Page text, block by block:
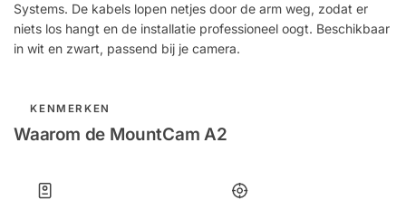
Systems. De kabels lopen netjes door de arm weg, zodat er
niets los hangt en de installatie professioneel oogt. Beschikbaar
in wit en zwart, passend bij je camera.
KENMERKEN
Waarom de MountCam A2